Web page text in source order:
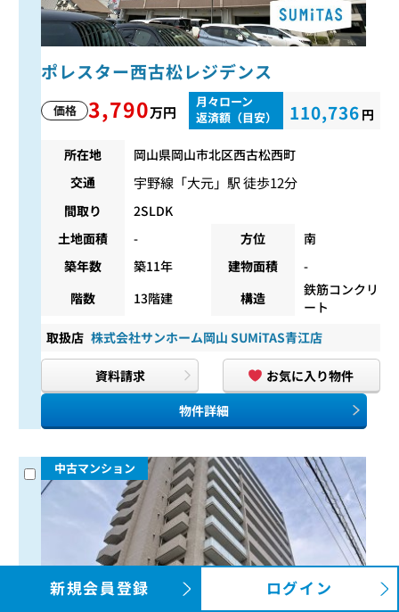
ポレスター西古松レジデンス
価格 3,790万円
月々ローン
返済額（目安）
110,736 円
所在地
岡山県岡山市北区西古松西町
交通
宇野線 「大元」駅 徒歩12分
間取り
2SLDK
土地面積
- 方位
南
築年数
築11年 建物面積
-
階数
13階建 構造
鉄筋コンクリ
ート
取扱店 株式会社サンホーム岡山 SUMiTAS青江店
資料請求
お気に入り物件
物件詳細
中古マンション
新規会員登録 ログイン